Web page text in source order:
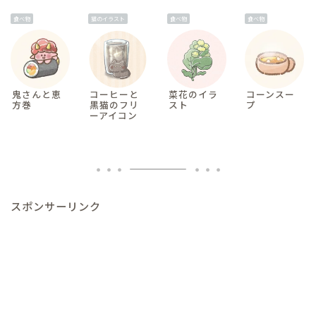
食べ物
鬼さんと恵
方巻
猫のイラスト
コーヒーと
黒猫のフリ
ーアイコン
食べ物
菜花のイラ
スト
食べ物
コーンスー
プ
スポンサーリンク